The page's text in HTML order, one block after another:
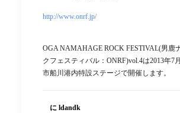
http://www.onrf.jp/
OGA NAMAHAGE ROCK FESTIVAL(男鹿
クフェスティバル：ONRF)vol.4は2013年7
市船川港内特設ステージで開催します。
に ldandk